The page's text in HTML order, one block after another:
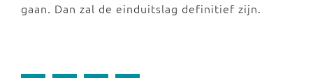
gaan. Dan zal de einduitslag definitief zijn.